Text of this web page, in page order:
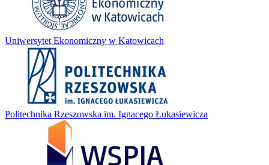
Uniwersytet Ekonomiczny w Katowicach
Politechnika Rzeszowska im. Ignacego Łukasiewicza